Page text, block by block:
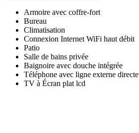
Armoire avec coffre-fort
Bureau
Climatisation
Connexion Internet WiFi haut débit
Patio
Salle de bains privée
Baignoire avec douche intégrée
Téléphone avec ligne externe directe
TV à Écran plat lcd